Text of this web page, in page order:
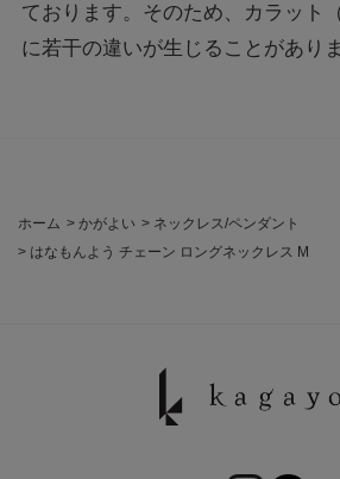
ております。そのため、カラット
に若干の違いが生じることがありま
ホーム > かがよい > ネックレス/ペンダント
> はなもんよう チェーン ロングネックレス M